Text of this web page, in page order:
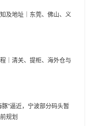
及地址｜东莞、佛山、义
｜清关、提柜、海外仓与
豚”逼近，宁波部分码头暂
规划